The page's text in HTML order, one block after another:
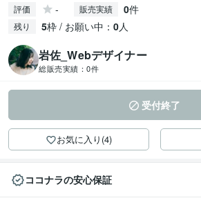
評価 - 販売実績 0件
残り 5枠 / お願い中： 0人
岩佐_Webデザイナー
総販売実績： 0件
受付終了
お気に入り(4)
ココナラの安心保証